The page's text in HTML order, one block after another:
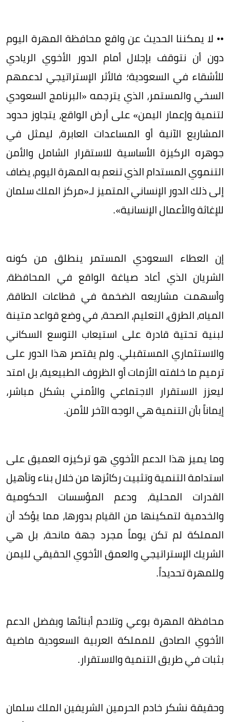
•• لا يمكننا الحديث عن واقع محافظة المهرة اليوم
دون أن نتوقف بإجلال أمام الدور الأخوي الريادي
للأشقاء في السعودية؛ فالأثر الإستراتيجي لدعمهم
السخي والمستمر، الذي يترجمه «البرنامج السعودي
لتنمية وإعمار اليمن» على أرض الواقع، يتجاوز حدود
المشاريع الآنية أو المساعدات العابرة، ليمثل في
جوهره الركيزة الأساسية للاستقرار الشامل والأمن
التنموي المستدام الذي تنعم به المهرة اليوم، يضاف
إلى ذلك الدور الإنساني المتميز لـ«مركز الملك سلمان
للإغاثة والأعمال الإنسانية».
​إن العطاء السعودي المستمر ينطلق من كونه
الشريان الذي أعاد صياغة الواقع في المحافظة،
وأسهمت مشاريعه الضخمة في قطاعات الطاقة،
المياه، الطرق، التعليم، الصحة، في وضع قواعد متينة
لبنية تحتية قادرة على استيعاب التوسع السكاني
والاستثماري المستقبلي. ولم يقتصر هذا الدور على
ترميم ما خلفته الأزمات أو الظروف الطبيعية، بل امتد
ليعزز الاستقرار الاجتماعي والأمني بشكل مباشر،
إيماناً بأن التنمية هي الوجه الآخر للأمن.
وما يميز هذا الدعم الأخوي هو تركيزه العميق على
استدامة التنمية وتثبيت ركائزها من خلال بناء وتأهيل
القدرات المحلية، ودعم المؤسسات الحكومية
والخدمية لتمكينها من القيام بدورها، مما يؤكد أن
المملكة لم تكن يوماً مجرد جهة مانحة، بل هي
الشريك الإستراتيجي والعمق الأخوي الحقيقي لليمن
وللمهرة تحديداً.
محافظة المهرة بوعي وتلاحم أبنائها وبفضل الدعم
الأخوي الصادق للمملكة العربية السعودية ماضية
بثبات في طريق التنمية والاستقرار.
وحقيقة نشكر خادم الحرمين الشريفين الملك سلمان